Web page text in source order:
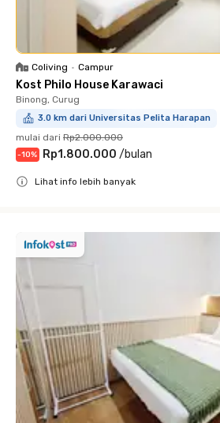
Coliving • Campur
Kost Philo House Karawaci
Binong, Curug
3.0 km dari Universitas Pelita Harapan
mulai dari Rp2.000.000
-10% Rp1.800.000 /bulan
Lihat info lebih banyak